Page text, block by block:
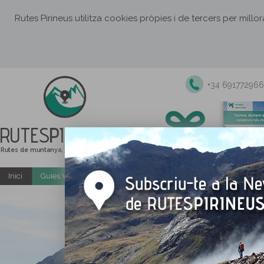
Rutes Pirineus utilitza cookies pròpies i de tercers per
RUTESPIRINEUS
Rutes de muntanya, senderisme i excursions
+34 691772966
Inici Guies Web i PDF gratuïtes Excursions i activitats